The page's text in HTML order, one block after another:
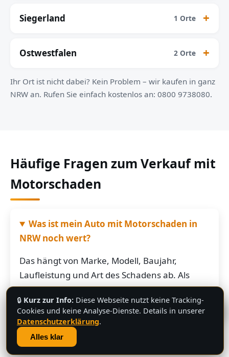
Siegerland 1 Orte
Ostwestfalen 2 Orte
Ihr Ort ist nicht dabei? Kein Problem – wir kaufen in ganz
NRW an. Rufen Sie einfach kostenlos an: 0800 9738080.
Häufige Fragen zum Verkauf mit
Motorschaden
Was ist mein Auto mit Motorschaden in
NRW noch wert?
Das hängt von Marke, Modell, Baujahr,
Laufleistung und Art des Schadens ab. Als
grobe Richtung: Fahrzeuge mit Motorschaden
bringen je nach Restwert der Karosserie und
der Teile oft noch mehrere hundert bis
mehrere tausend Euro. Schicken Sie uns die
Fahrzeugdaten – Sie bekommen von uns eine
💬
🔒 Kurz zur Info: Diese Webseite nutzt keine Tracking-
Cookies und keine Analyse-Dienste. Details in unserer
Datenschutzerklärung.
Alles klar